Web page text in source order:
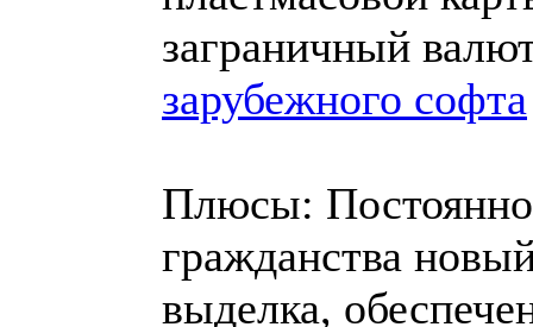
заграничный
зарубежного софта
Плюсы:
гражданства
выделка,